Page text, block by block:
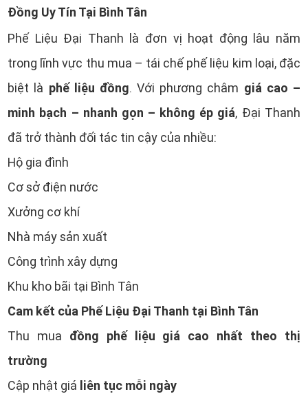
Đồng Uy Tín Tại Bình Tân
Phế Liệu Đại Thanh là đơn vị hoạt động lâu năm
trong lĩnh vực thu mua – tái chế phế liệu kim loại, đặc
biệt là phế liệu đồng. Với phương châm giá cao –
minh bạch – nhanh gọn – không ép giá, Đại Thanh
đã trở thành đối tác tin cậy của nhiều:
Hộ gia đình
Cơ sở điện nước
Xưởng cơ khí
Nhà máy sản xuất
Công trình xây dựng
Khu kho bãi tại Bình Tân
Cam kết của Phế Liệu Đại Thanh tại Bình Tân
Thu mua đồng phế liệu giá cao nhất theo thị
trường
Cập nhật giá liên tục mỗi ngày